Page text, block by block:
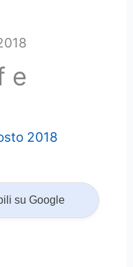
e
2018
su Google